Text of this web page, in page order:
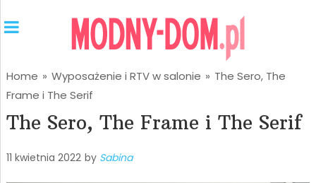
Home » Wyposażenie i RTV w salonie » The Sero, The
Frame i The Serif
The Sero, The Frame i The Serif
11 kwietnia 2022 by Sabina